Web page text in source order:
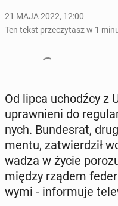
21 MAJA 2022, 12:00
Ten tekst przeczytasz w 1
Od lipca uchodź­cy z
upraw­nie­ni do
nych. Bun­de­srat,
men­tu, za­twier­dził
wa­dza w życie
między rządem
wy­mi - in­for­mu­je